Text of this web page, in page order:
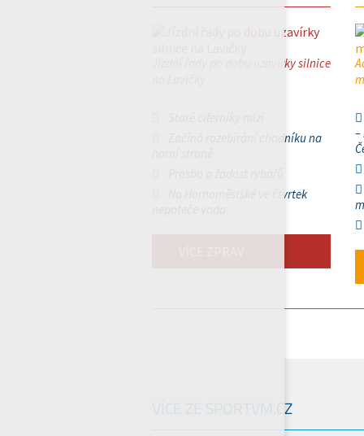
Jízdní řady po dobu uzavírky silnice
Začíná rozebírání chodníku na
Na Hornoměstské ve čtvrtek
–
VÍCE ZE SPORTVM.CZ